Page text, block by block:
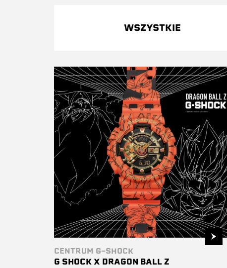
WSZYSTKIE
CENTRUM G-SHOCK
G SHOCK X DRAGON BALL Z